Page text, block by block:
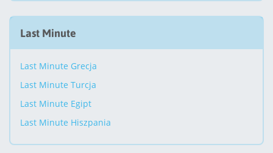
Last Minute
Last Minute Grecja
Last Minute Turcja
Last Minute Egipt
Last Minute Hiszpania